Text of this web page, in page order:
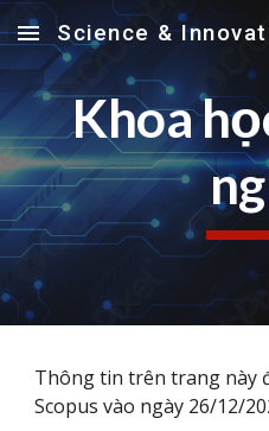
Skip to main content
Science &
Khoa
Thông tin trên trang này
Scopus vào ngày 26/12/